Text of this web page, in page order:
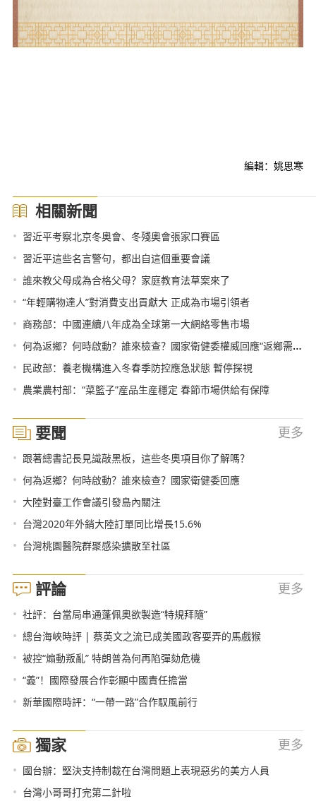
編輯：姚思寒
相關新聞
• 習近平考察北京冬奧會、冬殘奧會張家口賽區
• 習近平這些名言警句，都出自這個重要會議
• 誰來教父母成為合格父母？家庭教育法草案來了
• “年輕購物達人”對消費支出貢獻大 正成為市場引領者
• 商務部：中國連續八年成為全球第一大網絡零售市場
• 何為返鄉？何時啟動？誰來檢查？國家衛健委權威回應“返鄉需持陰性核酸檢測”相關焦點
• 民政部：養老機構進入冬春季防控應急狀態 暫停探視
• 農業農村部：“菜籃子”産品生産穩定 春節市場供給有保障
要聞 更多
• 跟著總書記長見識敲黑板，這些冬奧項目你了解嗎？
• 何為返鄉？何時啟動？誰來檢查？國家衛健委回應
• 大陸對臺工作會議引發島內關注
• 台灣2020年外銷大陸訂單同比增長15.6%
• 台灣桃園醫院群聚感染擴散至社區
評論 更多
• 社評：台當局串通蓬佩奧欲製造“特規拜隨”
• 總台海峽時評 | 蔡英文之流已成美國政客耍弄的馬戲猴
• 被控“煽動叛亂” 特朗普為何再陷彈劾危機
• “義”！國際發展合作彰顯中國責任擔當
• 新華國際時評：“一帶一路”合作馭風前行
獨家 更多
• 國台辦：堅決支持制裁在台灣問題上表現惡劣的美方人員
• 台灣小哥哥打完第二針啦